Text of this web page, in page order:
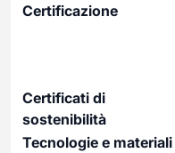
Certificazione
Certificati di
sostenibilità
Tecnologie e materiali